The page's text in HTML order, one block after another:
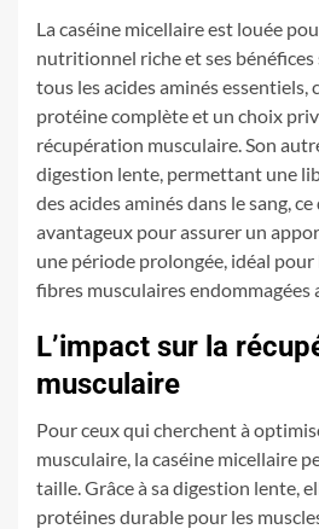
La caséine micellaire est louée
nutritionnel riche et ses
tous les acides aminés essentiels,
protéine complète et un choix
récupération musculaire. Son
digestion lente, permettant une
des acides aminés dans le sang,
avantageux pour assurer un
une période prolongée, idéal
fibres musculaires endommagées
L’impact sur la
musculaire
Pour ceux qui cherchent à
musculaire, la caséine micellaire
taille. Grâce à sa digestion lente,
protéines durable pour les